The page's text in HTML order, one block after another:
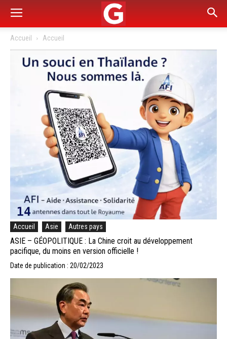
Accueil Accueil
Accueil Asie Autres pays
ASIE – GÉOPOLITIQUE : La Chine croit au développement
pacifique, du moins en version officielle !
Date de publication : 20/02/2023